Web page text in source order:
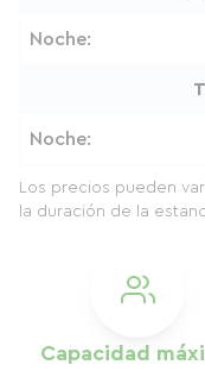
Capacidad
Noche:
Noche:
Los precios pueden
la duración de la